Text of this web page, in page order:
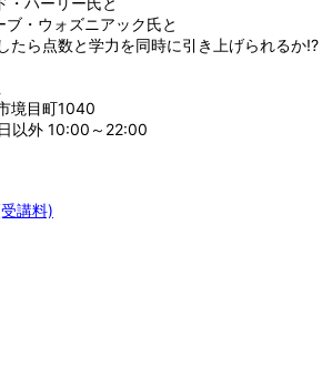
・ウォズニアック氏と
たら点数と学力を同時に引き上げられるか!?
境目町1040
以外 10:00～22:00
講料)